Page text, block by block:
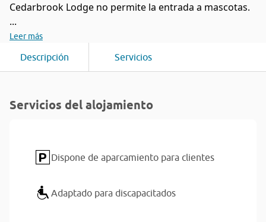
Cedarbrook Lodge no permite la entrada a mascotas.
...
Leer más
Descripción Servicios
Servicios del alojamiento
Dispone de aparcamiento para clientes
Adaptado para discapacitados